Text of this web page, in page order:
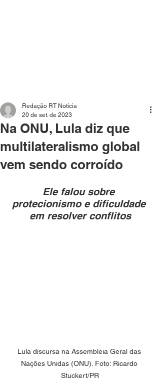
Na ONU, Lula diz que
multilateralismo global
vem sendo corroído
Redação RT Notícia
20 de set. de 2023
Ele falou sobre
protecionismo e dificuldade
em resolver conflitos
Lula discursa na Assembleia Geral das
Nações Unidas (ONU). Foto: Ricardo
Stuckert/PR